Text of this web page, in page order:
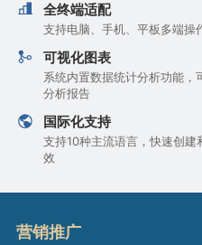
全终端适配
支持电脑、手机、平板多端操
可视化图表
系统内置数据统计分析功能，
分析报告
国际化支持
支持10种主流语言，快速创
效
营销推广